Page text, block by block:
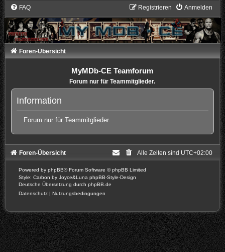
FAQ Anmelden
Registrieren
Foren-Übersicht
MyMDb-CE Teamforum
Forum nur für Teammitglieder.
Information
Forum nur für Teammitglieder.
Foren-Übersicht Alle Zeiten sind UTC+02:00
Powered by phpBB® Forum Software © phpBB Limited
Style: Carbon by Joyce&Luna phpBB-Style-Design
Deutsche Übersetzung durch phpBB.de
Datenschutz | Nutzungsbedingungen